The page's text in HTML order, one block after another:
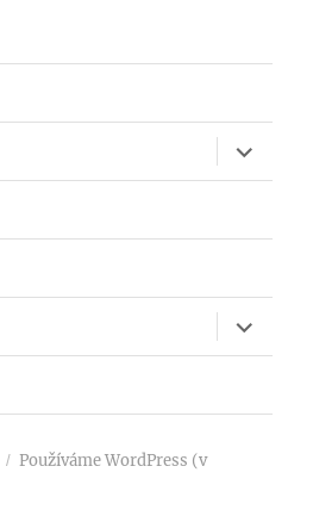
Zobrazit
položky
Zobrazit
položky
Používáme WordPress (v